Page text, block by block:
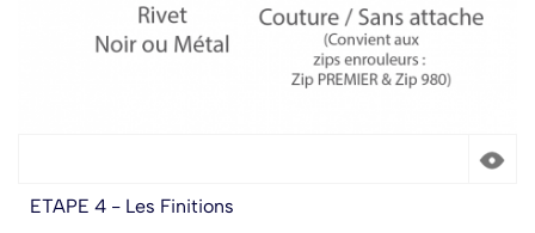
ETAPE 4 - Les Finitions